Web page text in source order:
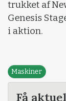
trukket af
Genesis
i aktion.
Maskiner
Få